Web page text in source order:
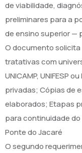
de viabilidade,
preliminares para a
de ensino superior —
O documento
tratativas com
UNICAMP, UNIFESP
privadas; Cópias de
elaborados; Etapas
para continuidade
Ponte do Jacaré
O segundo